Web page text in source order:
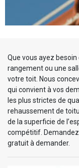
Que vous ayez
rangement ou une
votre toit. Nous
qui convient à vos
les plus strictes de
rehaussement de
de la superficie de
compétitif. Demandez
gratuit à demander.